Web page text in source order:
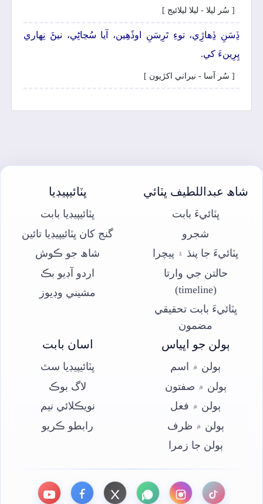
[ سُر ليلا - ليلا ليلائيج ]
ڏِسَنِ ڏِھاڙِي، توءِ تَرِسَنِ اوڏَھِين، آيا سُڃاڻِي، نيڻَ نِھاري
پِرِينءَ کي.
[ سُر آسا - نيراني اکڙيون ]
شاھ عبداللطيف ڀٽائي
ڀٽائيءَ بابت
شجرو
ڀٽائيءَ جا پنڌ ۽ پيچرا
حالتن جي وارتا
(timeline)
ڀٽائيءَ بابت تحقيقي
مضمون
ڀٽائيپيڊيا
ڀٽائيپيڊيا بابت
گنج کان ڀٽائيپيڊيا تائين
شاھ جو ڪوش
اردو آڊيو بڪ
مشيني وڊيوز
ٻولن جو اڀياس
ٻولن ۾ اسم
ٻولن ۾ صفتون
ٻولن ۾ فعل
ٻولن ۾ ظرف
ٻولن جا زمرا
اسان بابت
ڀٽائيپيڊيا سٿ
لاگ بوڪ
نويڪلائي نيم
رابطو ڪريو